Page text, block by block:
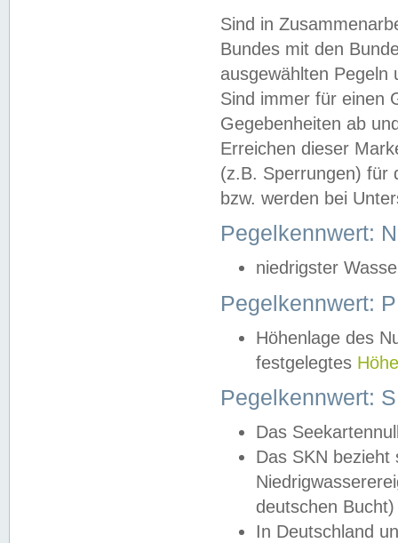
Sind in
Bundes mit den
ausgewählten
Sind immer für einen
Gegebenheiten ab
Erreichen dieser
(z.B. Sperrungen) für
bzw. werden bei
Pegelkennwert:
niedrigster
Pegelkennwert:
Höhenlage des
festgelegtes
Pegelkennwert:
Das
Das SKN
deutschen
In Deutschland